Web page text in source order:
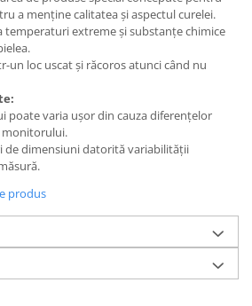
a menține calitatea și aspectul curelei.
temperaturi extreme și substanțe chimice
un loc uscat și răcoros atunci când nu
poate varia ușor din cauza diferențelor
monitorului.
de dimensiuni datorită variabilității
produs